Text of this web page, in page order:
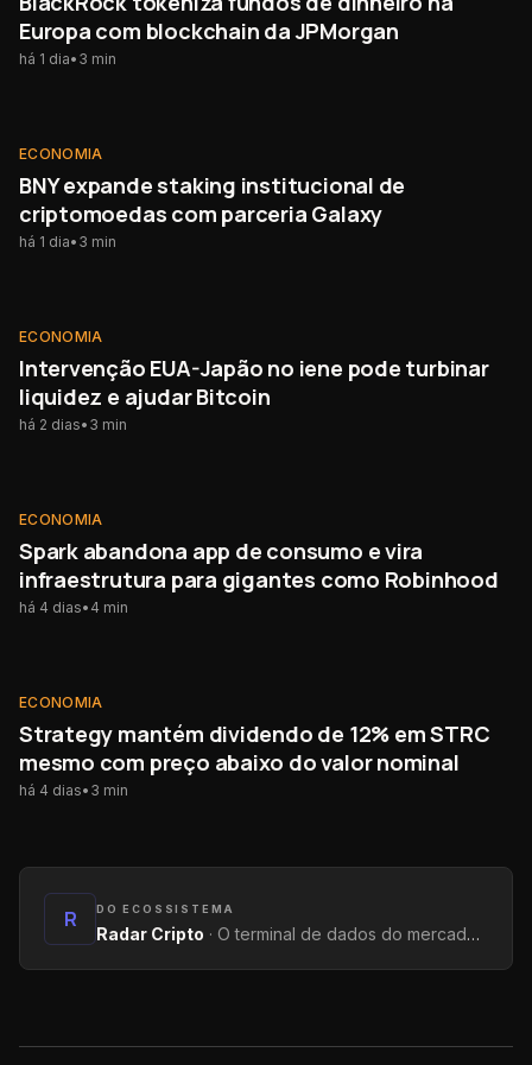
Europa com blockchain da JPMorgan
há 1 dia• 3 min
ECONOMIA
ECONOMIA
BNY expande staking institucional de
criptomoedas com parceria Galaxy
há 1 dia• 3 min
ECONOMIA
ECONOMIA
Intervenção EUA-Japão no iene pode turbinar
liquidez e ajudar Bitcoin
há 2 dias• 3 min
ECONOMIA
ECONOMIA
Spark abandona app de consumo e vira
infraestrutura para gigantes como Robinhood
há 4 dias• 4 min
ECONOMIA
ECONOMIA
Strategy mantém dividendo de 12% em STRC
mesmo com preço abaixo do valor nominal
há 4 dias• 3 min
R DO ECOSSISTEMA
Radar Cripto · O terminal de dados do mercado: métricas on-chain, yields, captações e tendências.